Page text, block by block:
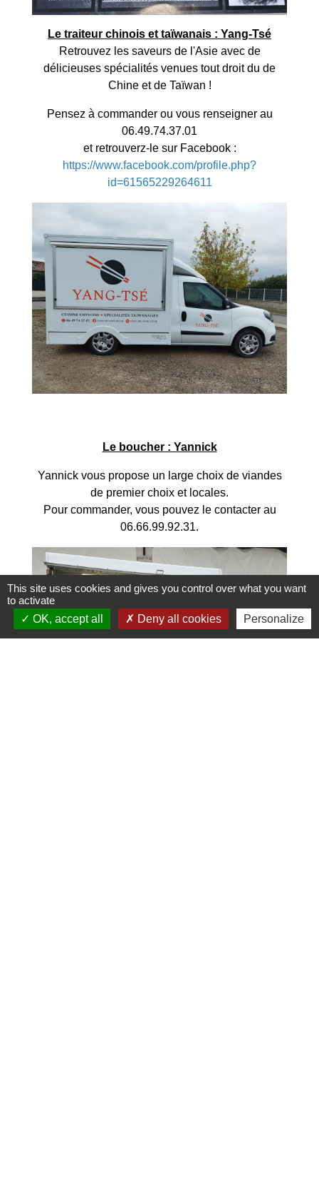
Le traiteur chinois et taïwanais : Yang-Tsé
Retrouvez les saveurs de l'Asie avec de
délicieuses spécialités venues tout droit du de
Chine et de Taïwan !
Pensez à commander ou vous renseigner au
06.49.74.37.01
et retrouverz-le sur Facebook :
https://www.facebook.com/profile.php?
id=61565229264611
Le boucher : Yannick
Yannick vous propose un large choix de viandes
de premier choix et locales.
​​​​​​​Pour commander, vous pouvez le contacter au
06.66.99.92.31.
This site uses cookies and gives you control over what you want
to activate
OK, accept all
Deny all cookies Personalize